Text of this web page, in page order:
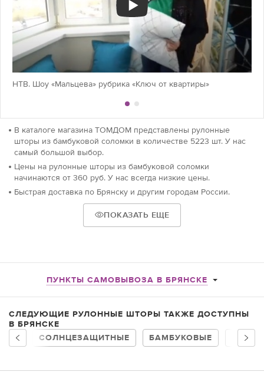
НТВ. Шоу «Мальцева» рубрика «Ключ от квартиры»
В каталоге магазина ТОМДОМ представлены рулонные
шторы из бамбуковой соломки в количестве 5223 шт. У нас
самый большой выбор.
Цены на рулонные шторы из бамбуковой соломки
начинаются от 360 руб. У нас всегда низкие цены.
Быстрая доставка по Брянску и другим городам России.
ПОКАЗАТЬ ЕЩЕ
ПУНКТЫ САМОВЫВОЗА В БРЯНСКЕ
СЛЕДУЮЩИЕ РУЛОННЫЕ ШТОРЫ ТАКЖЕ ДОСТУПНЫ
В БРЯНСКЕ
СОЛНЦЕЗАЩИТНЫЕ
БАМБУКОВЫЕ НА